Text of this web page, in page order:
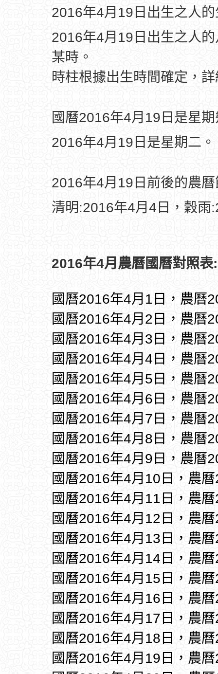
2016年4月19日出生之人
2016年4月19日出生之人
某時。
時柱根據出生時間確定，
國曆2016年4月19日是星
2016年4月19日是星期二。
2016年4月19日前後的農
清明:2016年4月4日，穀雨
2016年4月農曆國曆對照表:
國曆2016年4月1日，農曆
國曆2016年4月2日，農曆
國曆2016年4月3日，農曆
國曆2016年4月4日，農曆
國曆2016年4月5日，農曆
國曆2016年4月6日，農曆
國曆2016年4月7日，農曆
國曆2016年4月8日，農曆
國曆2016年4月9日，農曆
國曆2016年4月10日，農
國曆2016年4月11日，農
國曆2016年4月12日，農
國曆2016年4月13日，農
國曆2016年4月14日，農
國曆2016年4月15日，農
國曆2016年4月16日，農
國曆2016年4月17日，農
國曆2016年4月18日，農
國曆2016年4月19日，農